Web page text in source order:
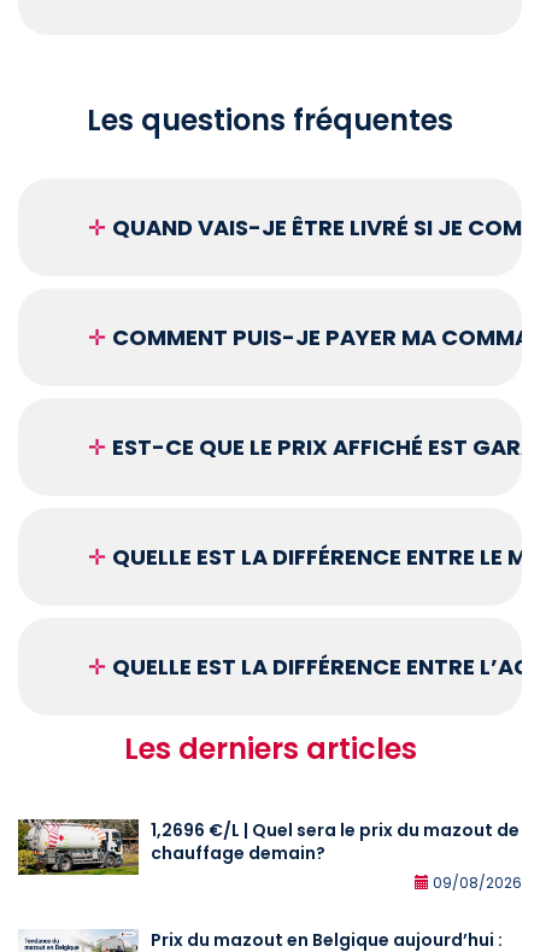
Les questions fréquentes
✛ QUAND VAIS-JE ÊTRE LIVRÉ SI JE
✛ COMMENT PUIS-JE PAYER MA
✛ EST-CE QUE LE PRIX AFFICHÉ EST
✛ QUELLE EST LA DIFFÉRENCE ENTRE LE
✛ QUELLE EST LA DIFFÉRENCE ENTRE
Les derniers articles
1,2696 €/L | Quel sera le prix du mazout de
chauffage demain?
09/08/2026
Prix du mazout en Belgique aujourd’hui :